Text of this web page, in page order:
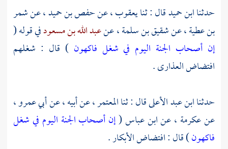
حدثناابن حميدقال : ثنايعقوب ،عنحفص بن حميد ،عنشمر
بن عطية ،عنشقيق بن سلمة ،عنعبد الله بن مسعودفي قوله (
إن أصحاب الجنة اليوم في شغل فاكهون) قال : شغلهم
افتضاض العذارى .
حدثناابن عبد الأعلىقال : ثناالمعتمر ،عن أبيه ، عنأبي عمرو ،
عنعكرمة ،عنابن عباس(إن أصحاب الجنة اليوم في شغل
فاكهون) قال : افتضاض الأبكار .